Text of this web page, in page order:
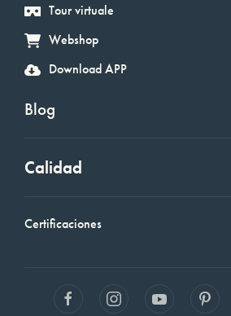
Tour virtuale
Webshop
Download APP
Blog
Calidad
Certificaciones